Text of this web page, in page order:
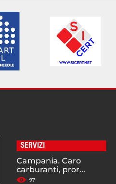
SERVIZI
Campania. Caro
carburanti, pror...
97